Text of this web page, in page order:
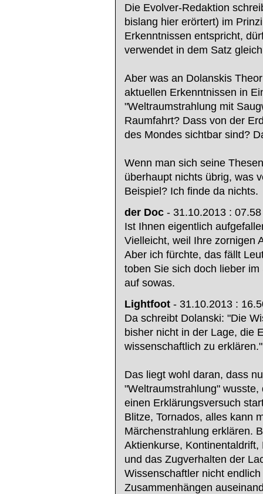
Die Evolver-Redaktion
bislang hier erörtert) im
Erkenntnissen entspricht,
verwendet in dem Satz
Aber was an Dolanskis
aktuellen Erkenntnissen in
"Weltraumstrahlung mit
Raumfahrt? Dass von der
des Mondes sichtbar sind?
Wenn man sich seine
überhaupt nichts übrig, was
Beispiel? Ich finde da nichts.
der Doc - 31.10.2013 : 07.58
Ist Ihnen eigentlich
Vielleicht, weil Ihre zornigen
Aber ich fürchte, das fällt
toben Sie sich doch lieber
auf sowas.
Lightfoot - 31.10.2013 :
Da schreibt Dolanski: "Die
bisher nicht in der Lage, die
wissenschaftlich zu erklären."
Das liegt wohl daran, dass
"Weltraumstrahlung"
einen Erklärungsversuch
Blitze, Tornados, alles kann
Märchenstrahlung erklären.
Aktienkurse,
und das Zugverhalten der
Wissenschaftler nicht
Zusammenhängen